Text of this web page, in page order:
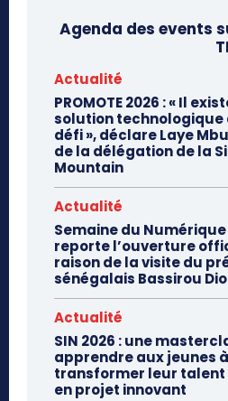
Agenda des events
Actualité
PROMOTE 2026 : « Il
solution technologique
défi », déclare Laye
de la délégation de la
Mountain
Actualité
Semaine du Numérique
reporte l’ouverture
raison de la visite du
sénégalais Bassirou
Actualité
SIN 2026 : une
apprendre aux jeunes à
transformer leur
en projet innovant